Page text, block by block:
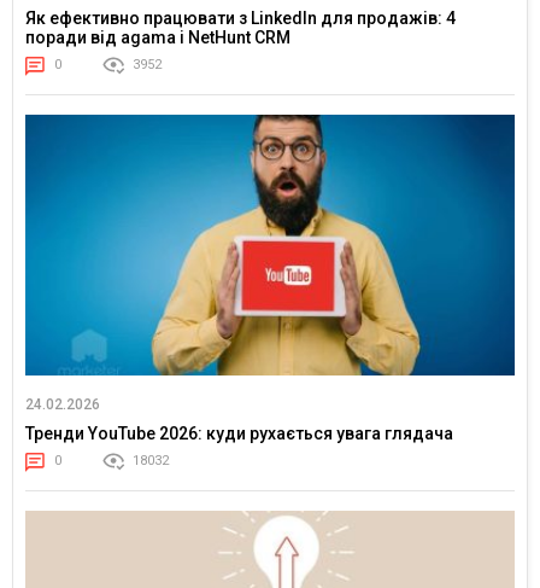
Як ефективно працювати з LinkedIn для продажів: 4
поради від agama і NetHunt CRM
0 3952
24.02.2026
Тренди YouTube 2026: куди рухається увага глядача
0 18032